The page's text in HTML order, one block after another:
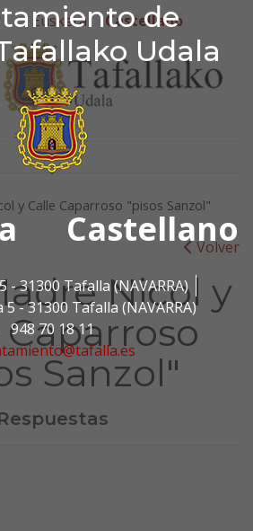
de
Udala
Castellano
- 31300 Tafalla (NAVARRA)
- 31300 Tafalla (NAVARRA)
948 70 18 11
de
Euskera Castellano
y Calle Caparroso "pisos Sanzol"
Volver
Nicol y
Sanzol"